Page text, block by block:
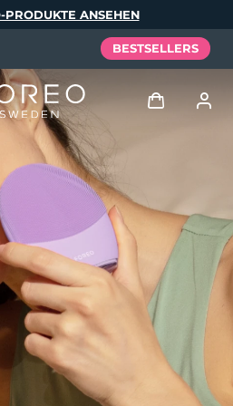
PRODUKTE ANSEHEN
BESTSELLERS
Benutzerkonto
Meine Geräte
Meine Bestellungen
Meine Adressen
Meine Abonnements
Elixir
Set
Español
Português
Русский
文 繁體中文